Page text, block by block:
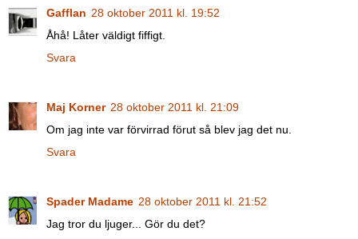
Gafflan 28 oktober 2011 kl. 19:52
Åhå! Låter väldigt fiffigt.
Svara
Maj Korner 28 oktober 2011 kl. 21:09
Om jag inte var förvirrad förut så blev jag det nu.
Svara
Spader Madame 28 oktober 2011 kl. 21:52
Jag tror du ljuger... Gör du det?